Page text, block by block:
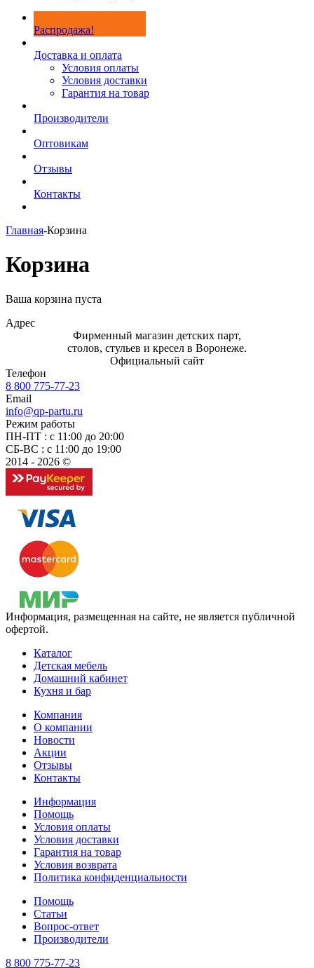
Распродажа!
Доставка и оплата
Условия оплаты
Условия доставки
Гарантия на товар
Производители
Оптовикам
Отзывы
Контакты
Главная-Корзина
Корзина
Ваша корзина пуста
Адрес
Фирменный магазин детских парт,
столов, стульев и кресел в Воронеже.
Официальный сайт
Телефон
8 800 775-77-23
Email
info@qp-partu.ru
Режим работы
ПН-ПТ : с 11:00 до 20:00
СБ-ВС : с 11:00 до 19:00
2014 - 2026 ©
Информация, размещенная на сайте, не является публичной
офертой.
Каталог
Детская мебель
Домашний кабинет
Кухня и бар
Компания
О компании
Новости
Акции
Отзывы
Контакты
Информация
Помощь
Условия оплаты
Условия доставки
Гарантия на товар
Условия возврата
Политика конфиденциальности
Помощь
Статьи
Вопрос-ответ
Производители
8 800 775-77-23